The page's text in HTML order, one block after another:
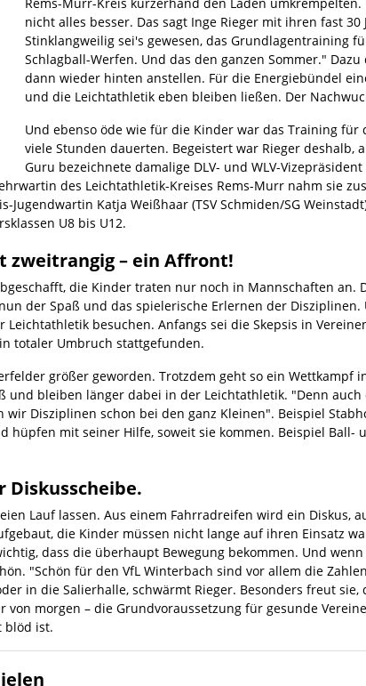
nicht alles besser. Das sagt Inge Rieger mit ihren fast
Stinklangweilig sei's gewesen, das Grundlagentraining
Schlagball-Werfen. Und das den ganzen Sommer."
dann wieder hinten anstellen. Für die Energiebündel
und die Leichtathletik eben bleiben ließen. Der
Und ebenso öde wie für die Kinder war das Training
viele Stunden dauerten. Begeistert war Rieger
Guru bezeichnete damalige DLV- und WLV-
des Leichtathletik-Kreises Rems-Murr nahm sie
Jugendwartin Katja Weißhaar (TSV Schmiden/SG
U8 bis U12.
zweitrangig – ein Affront!
die Kinder traten nur noch in Mannschaften an.
der Spaß und das spielerische Erlernen der
besuchen. Anfangs sei die Skepsis in
totaler Umbruch stattgefunden.
größer geworden. Trotzdem geht so ein
und bleiben länger dabei in der Leichtathletik. "Denn
Disziplinen schon bei den ganz Kleinen". Beispiel
hüpfen mit seiner Hilfe, soweit sie kommen. Beispiel
Diskusscheibe.
Lauf lassen. Aus einem Fahrradreifen wird ein Diskus,
die Kinder müssen nicht lange auf ihren Einsatz
dass die überhaupt Bewegung bekommen. Und
"Schön für den VfL Winterbach sind vor allem die
in die Salierhalle, schwärmt Rieger. Besonders freut
von morgen – die Grundvoraussetzung für gesunde
blöd ist.